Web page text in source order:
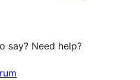
say? Need help?